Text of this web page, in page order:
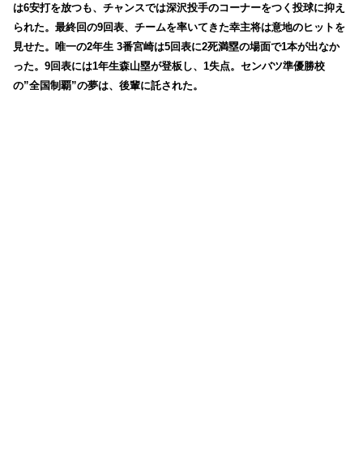
は6安打を放つも、チャンスでは深沢投手のコーナーをつく投球に抑え
られた。最終回の9回表、チームを率いてきた幸主将は意地のヒットを
見せた。唯一の2年生 3番宮崎は5回表に2死満塁の場面で1本が出なか
った。9回表には1年生森山塁が登板し、1失点。センバツ準優勝校
の”全国制覇”の夢は、後輩に託された。